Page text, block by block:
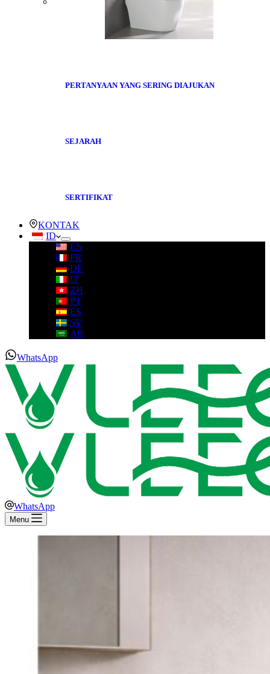
PERTANYAAN YANG SERING DIAJUKAN
SEJARAH
SERTIFIKAT
KONTAK
ID
EN
FR
DE
IT
ZH
PT
ES
SV
AR
WhatsApp
WhatsApp
Menu